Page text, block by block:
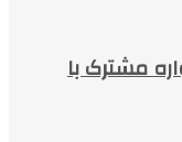
مشترک با